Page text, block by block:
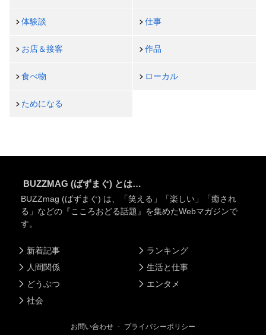
体験談 仕事
お店＆接客 作品
食べ物 ローカル
ためになる
BUZZMAG (ばずまぐ) とは…
BUZZmag (ばずまぐ) は、「笑える」「楽しい」「癒され
る」などの『こころおどる話題』を集めたWebマガジンで
す。
新着記事
人間関係
どうぶつ
社会
ランキング
生活と仕事
エンタメ
お問い合わせ ・ プライバシーポリシー